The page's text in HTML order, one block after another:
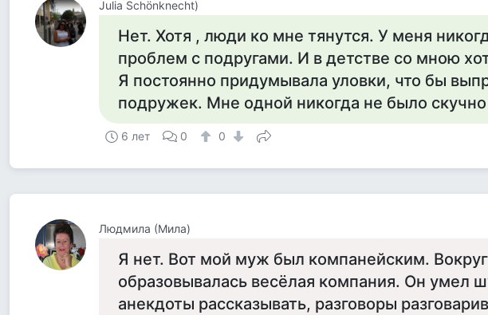
Julia Schönknecht)
Нет. Хотя , люди ко мне тянутся. У меня
проблем с подругами. И в детстве со мною
Я постоянно придумывала уловки, что бы
подружек. Мне одной никогда не было скучно
6 лет 0 0
Людмила (Мила)
Я нет. Вот мой муж был компанейским. Вокруг
образовывалась весёлая компания. Он умел
анекдоты рассказывать, разговоры